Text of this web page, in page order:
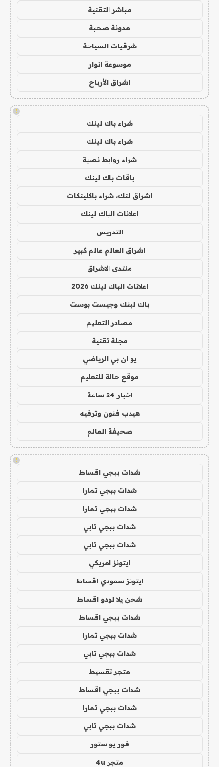
مباشر التقنية
مدونة صحبة
شرقيات السياحة
موسوعة انوار
اشراق الأرباح
!
شراء باك لينك
شراء باك لينك
شراء روابط نصية
باقات باك لينك
اشراق لنك، شراء باكلينكات
اعلانات الباك لينك
التدريس
اشراق العالم عالم كبير
منتدى الاشراق
اعلانات الباك لينك 2026
باك لينك وجيست بوست
مصادر التعليم
مجلة تقنية
يو ان بي الرياضي
موقع حالة للتعليم
اخبار 24 ساعة
هيدب فنون وترفيه
صحيفة العالم
!
شدات ببجي اقساط
شدات ببجي تمارا
شدات ببجي تمارا
شدات ببجي تابي
شدات ببجي تابي
ايتونز امريكي
ايتونز سعودي اقساط
شحن يلا لودو اقساط
شدات ببجي اقساط
شدات ببجي تمارا
شدات ببجي تابي
متجر تقسيط
شدات ببجي اقساط
شدات ببجي تمارا
شدات ببجي تابي
فور يو ستور
متجر 4u